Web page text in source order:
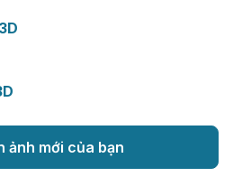
ảnh mới của bạn